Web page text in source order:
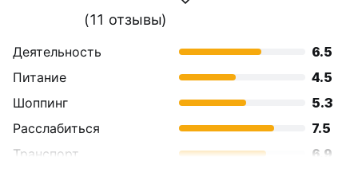
(11 отзывы)
Деятельность
6.5
Питание
4.5
Шоппинг
5.3
Расслабиться
7.5
Транспорт
6.9